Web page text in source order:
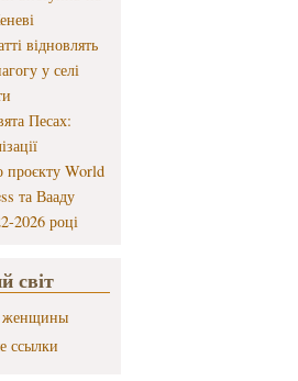
відновлять
у селі
Песах:
проєкту World
та Вааду
2026 році
світ
женщины
ссылки